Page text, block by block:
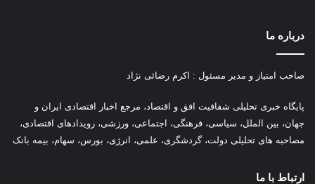
درباره ما
صاحب امتیاز و مدیر مسئول : اکرم رضائی نژاد
پایگاه خبری تحلیلی شفافیت افق و اقتصاد، مرجع اخبار اقتصادی ایران و
جهان، بین الملل، سیاسی، فرهنگی، اجتماعی، ورزشی، رویدادهای اقتصادی،
مصاحبه های تحلیلی دولت، گردشگری، علمی، انرژی، بورس، سهام، بیمه بانک
ارتباط با ما